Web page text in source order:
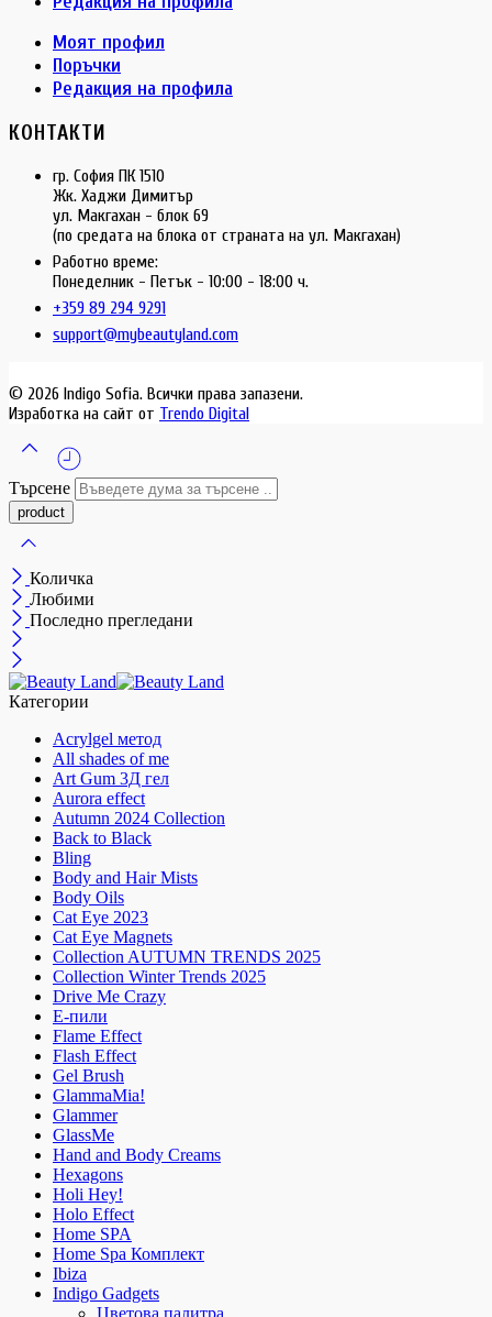
Моят профил
Поръчки
Редакция на профила
КОНТАКТИ
гр. София ПК 1510
Жк. Хаджи Димитър
ул. Макгахан - блок 69
(по средата на блока от страната на ул. Макгахан)
Работно време:
Понеделник - Петък - 10:00 - 18:00 ч.
+359 89 294 9291
support@mybeautyland.com
© 2026 Indigo Sofia. Всички права запазени.
Изработка на сайт от Trendo Digital
Търсене
Количка
Любими
Последно прегледани
Категории
Acrylgel метод
All shades of me
Art Gum 3Д гел
Aurora effect
Autumn 2024 Collection
Back to Black
Bling
Body and Hair Mists
Body Oils
Cat Eye 2023
Cat Eye Magnets
Collection AUTUMN TRENDS 2025
Collection Winter Trends 2025
Drive Me Crazy
E-пили
Flame Effect
Flash Effect
Gel Brush
GlammaMia!
Glammer
GlassMe
Hand and Body Creams
Hexagons
Holi Hey!
Holo Effect
Home SPA
Home Spa Комплект
Ibiza
Indigo Gadgets